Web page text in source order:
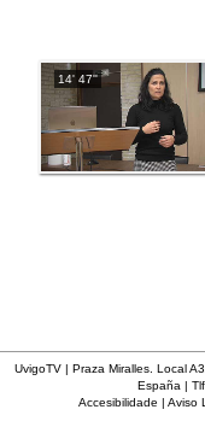
14' 47''
UvigoTV | Praza Miralles. Local
España |
Accesibilidade | Aviso